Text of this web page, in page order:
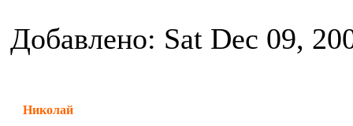
Добавлено: Sat Dec 09,
Николай